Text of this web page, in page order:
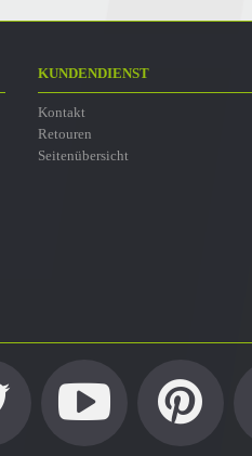
KUNDENDIENST
Kontakt
Retouren
Seitenübersicht